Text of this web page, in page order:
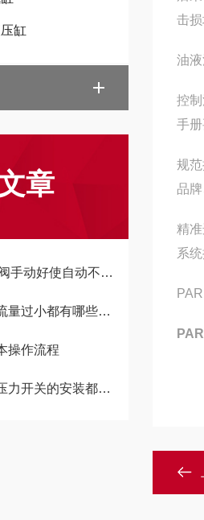
缸
章
不好使,原因分析及解决方案
小都有哪些原因？
操作流程
的安装都有哪些要求呢
击
油
控
手
规
品
精
系